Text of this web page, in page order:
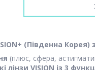
(Південна Корея)
(плюс, сфера,
лінзи VISION із 3